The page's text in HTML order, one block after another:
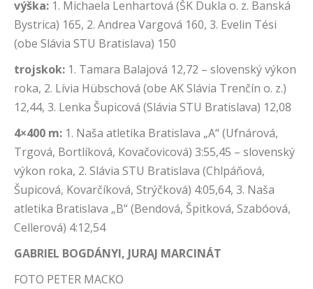
výška: 1. Michaela Lenhartová (ŠK Dukla o. z. Banská
Bystrica) 165, 2. Andrea Vargová 160, 3. Evelin Tési
(obe Slávia STU Bratislava) 150
trojskok: 1. Tamara Balajová 12,72 – slovenský výkon
roka, 2. Lívia Hübschová (obe AK Slávia Trenčín o. z.)
12,44, 3. Lenka Šupicová (Slávia STU Bratislava) 12,08
4×400 m: 1. Naša atletika Bratislava „A“ (Ufnárová,
Trgová, Bortlíková, Kovačovicová) 3:55,45 – slovenský
výkon roka, 2. Slávia STU Bratislava (Chlpáňová,
Šupicová, Kovarčíková, Strýčková) 4:05,64, 3. Naša
atletika Bratislava „B“ (Bendová, Špitková, Szabóová,
Cellerová) 4:12,54
GABRIEL BOGDÁNYI, JURAJ MARCINÁT
FOTO PETER MACKO